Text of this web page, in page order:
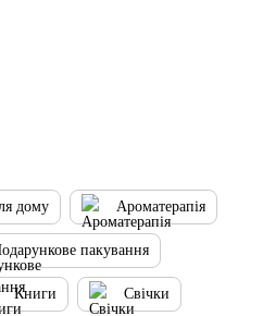
дому Ароматерапія
пакування
Книги Свічки